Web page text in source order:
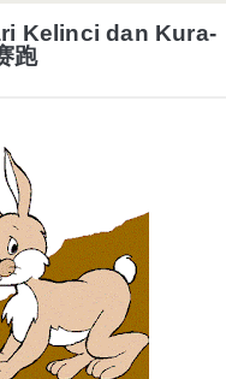
Kelinci dan Kura-
跑